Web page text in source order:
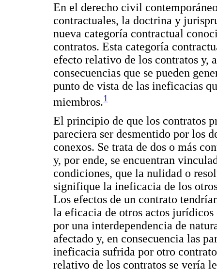
En el derecho civil
contractuales, la doctrina y
nueva categoría contractual
contratos. Esta categoría
efecto relativo de los contratos y,
consecuencias que se pueden
punto de vista de las ineficacias
miembros.1
El principio de que los contratos
pareciera ser desmentido por los
conexos. Se trata de dos o más
y, por ende, se encuentran
condiciones, que la nulidad o
signifique la ineficacia de los
Los efectos de un contrato
la eficacia de otros actos
por una interdependencia de
afectado y, en consecuencia las
ineficacia sufrida por otro
relativo de los contratos se vería